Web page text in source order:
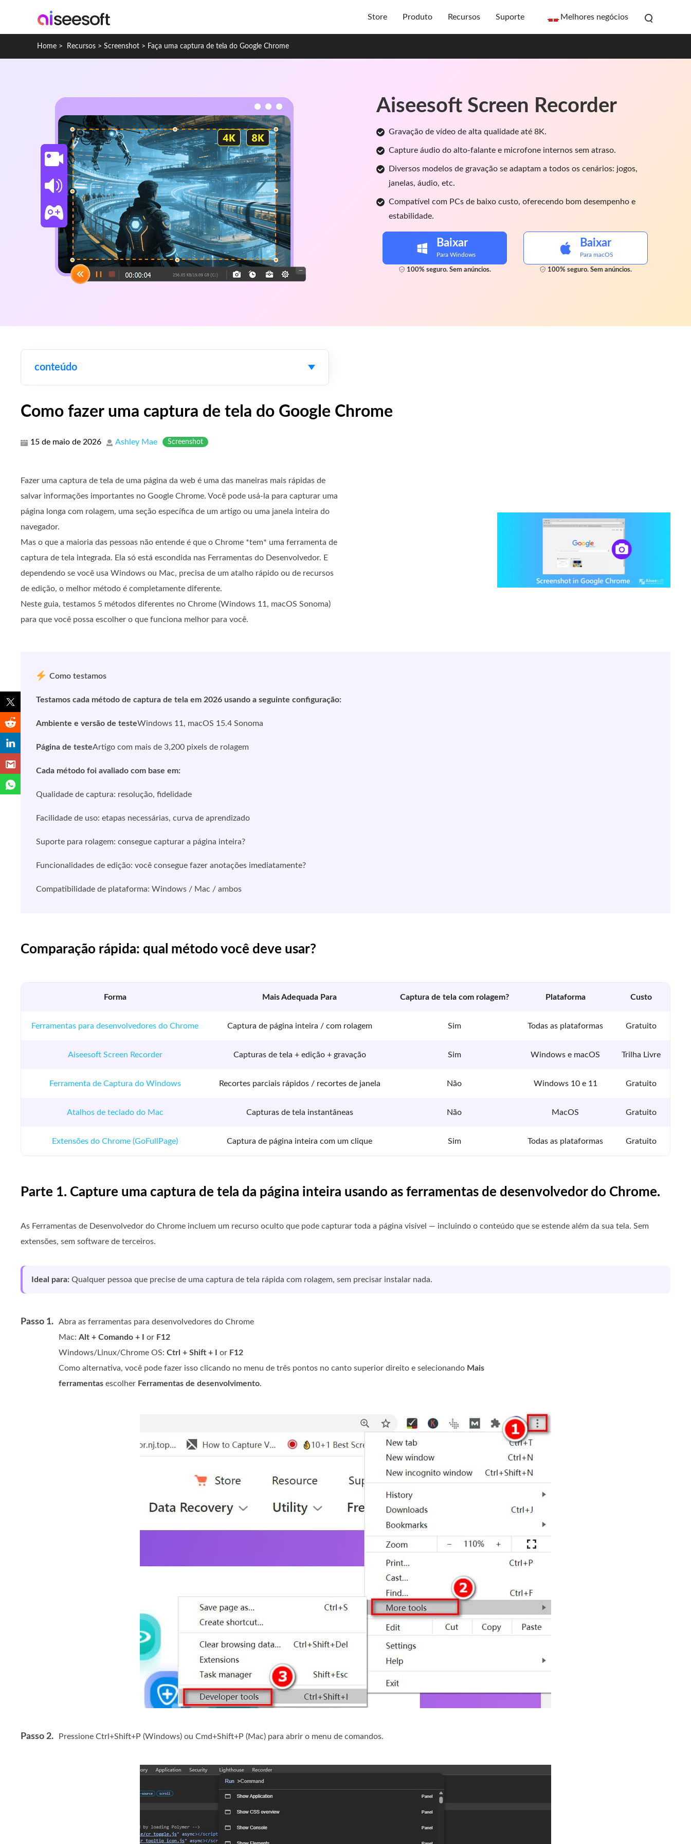
Store Produto Recursos Suporte Melhores negócios
Home > Recursos > Screenshot > Faça uma captura de tela do Google Chrome
Aiseesoft Screen Recorder
Gravação de vídeo de alta qualidade até 8K.
Capture áudio do alto-falante e microfone internos sem atraso.
Diversos modelos de gravação se adaptam a todos os cenários: jogos,
janelas, áudio, etc.
Compatível com PCs de baixo custo, oferecendo bom desempenho e
estabilidade.
Baixar
Para Windows
100% seguro. Sem anúncios.
Baixar
Para macOS
100% seguro. Sem anúncios.
conteúdo
Como fazer uma captura de tela do Google Chrome
15 de maio de 2026 Ashley Mae Screenshot
Fazer uma captura de tela de uma página da web é uma das maneiras mais rápidas de
salvar informações importantes no Google Chrome. Você pode usá-la para capturar uma
página longa com rolagem, uma seção específica de um artigo ou uma janela inteira do
navegador.
Mas o que a maioria das pessoas não entende é que o Chrome *tem* uma ferramenta de
captura de tela integrada. Ela só está escondida nas Ferramentas do Desenvolvedor. E
dependendo se você usa Windows ou Mac, precisa de um atalho rápido ou de recursos
de edição, o melhor método é completamente diferente.
Neste guia, testamos 5 métodos diferentes no Chrome (Windows 11, macOS Sonoma)
para que você possa escolher o que funciona melhor para você.
Como testamos
Testamos cada método de captura de tela em 2026 usando a seguinte configuração:
Ambiente e versão de testeWindows 11, macOS 15.4 Sonoma
Página de testeArtigo com mais de 3,200 pixels de rolagem
Cada método foi avaliado com base em:
Qualidade de captura: resolução, fidelidade
Facilidade de uso: etapas necessárias, curva de aprendizado
Suporte para rolagem: consegue capturar a página inteira?
Funcionalidades de edição: você consegue fazer anotações imediatamente?
Compatibilidade de plataforma: Windows / Mac / ambos
Comparação rápida: qual método você deve usar?
Forma Mais Adequada Para Captura de tela com rolagem? Plataforma Custo
Ferramentas para desenvolvedores do Chrome Captura de página inteira / com rolagem Sim Todas as plataformas Gratuito
Aiseesoft Screen Recorder Capturas de tela + edição + gravação Sim Windows e macOS Trilha Livre
Ferramenta de Captura do Windows Recortes parciais rápidos / recortes de janela Não Windows 10 e 11 Gratuito
Atalhos de teclado do Mac Capturas de tela instantâneas Não MacOS Gratuito
Extensões do Chrome (GoFullPage) Captura de página inteira com um clique Sim Todas as plataformas Gratuito
Parte 1. Capture uma captura de tela da página inteira usando as ferramentas de desenvolvedor do Chrome.
As Ferramentas de Desenvolvedor do Chrome incluem um recurso oculto que pode capturar toda a página visível — incluindo o conteúdo que se estende além da sua tela. Sem
extensões, sem software de terceiros.
Ideal para: Qualquer pessoa que precise de uma captura de tela rápida com rolagem, sem precisar instalar nada.
Passo 1.
Abra as ferramentas para desenvolvedores do Chrome
Mac: Alt + Comando + I or F12
Windows/Linux/Chrome OS: Ctrl + Shift + I or F12
Como alternativa, você pode fazer isso clicando no menu de três pontos no canto superior direito e selecionando Mais
ferramentas escolher Ferramentas de desenvolvimento.
Passo 2. Pressione Ctrl+Shift+P (Windows) ou Cmd+Shift+P (Mac) para abrir o menu de comandos.